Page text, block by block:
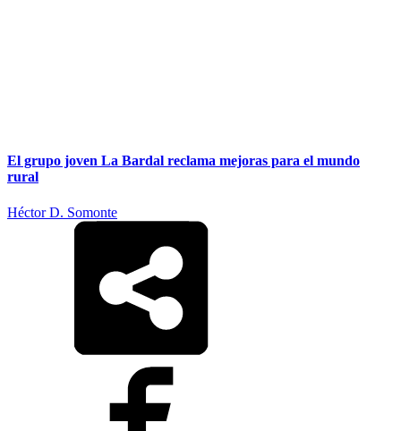
El grupo joven La Bardal reclama mejoras para el mundo
rural
Héctor D. Somonte